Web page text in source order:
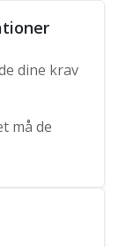
dine krav
må de